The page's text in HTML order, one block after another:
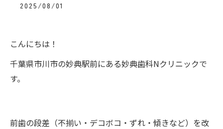
2025/08/01
こんにちは！
千葉県市川市の妙典駅前にある妙典歯科Nクリニックで
す。
前歯の段差（不揃い・デコボコ・ずれ・傾きなど）を改